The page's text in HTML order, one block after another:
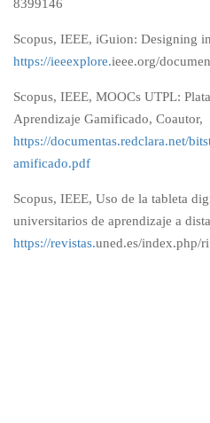
8399146
Scopus, IEEE, iGuion: Designing
https://ieeexplore.ieee.org/
Scopus, IEEE, MOOCs UTPL:
Aprendizaje Gamificado, Coautor,
https://documentas.redclara.net/
amificado.pdf
Scopus, IEEE, Uso de la tableta
universitarios de aprendizaje a
https://revistas.uned.es/index.php/